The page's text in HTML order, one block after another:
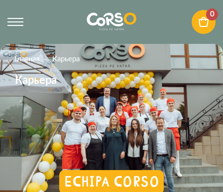
0
Главная Карьера
Карьера
Echipa CORSO